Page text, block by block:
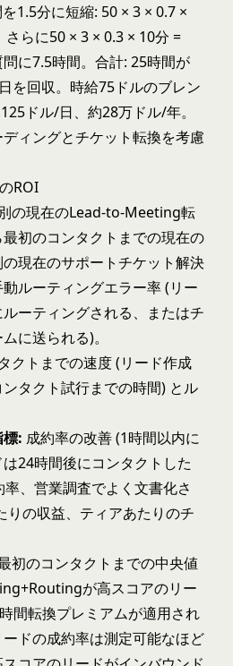
1.5分に短縮: 50 × 3 × 0.7 ×
らに50 × 3 × 0.3 × 10分 =
に7.5時間。合計: 25時間が
を回収。時給75ドルのブレン
ドル/日、約28万ドル/年。
ィングとチケット転換を考慮
のROI
の現在のLead-to-Meeting転
初のコンタクトまでの現在の
現在のサポートチケット解決
ルーティングエラー率 (リー
ーティングされる、またはチ
に送られる)。
クトまでの速度 (リード作成
タクト試行までの時間) とル
標: 成約率の改善 (1時間以内に
24時間後にコンタクトした
、営業調査でよく文書化さ
りの収益、ティアあたりのチ
初のコンタクトまでの中央値
が高スコアのリー
間転換プレミアムが適用され
ドの成約率は測定可能なほど